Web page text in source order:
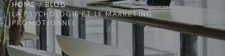
HOME
BLOG
LA PSYCHOLOGIE ET LE MARKETING
PROMOTIONNEL